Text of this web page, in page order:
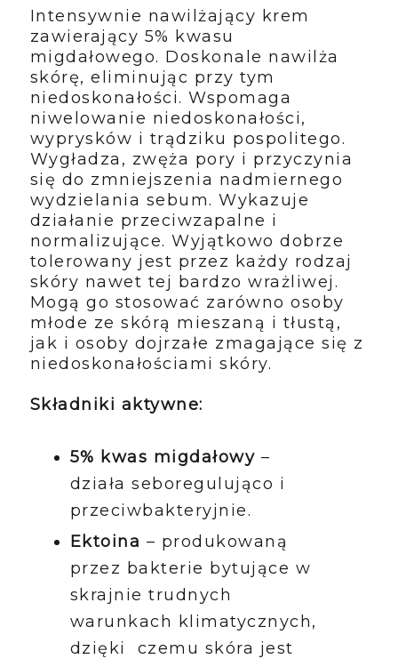
Intensywnie nawilżający krem
zawierający 5% kwasu
migdałowego. Doskonale nawilża
skórę, eliminując przy tym
niedoskonałości. Wspomaga
niwelowanie niedoskonałości,
wyprysków i trądziku pospolitego.
Wygładza, zwęża pory i przyczynia
się do zmniejszenia nadmiernego
wydzielania sebum. Wykazuje
działanie przeciwzapalne i
normalizujące. Wyjątkowo dobrze
tolerowany jest przez każdy rodzaj
skóry nawet tej bardzo wrażliwej.
Mogą go stosować zarówno osoby
młode ze skórą mieszaną i tłustą,
jak i osoby dojrzałe zmagające się z
niedoskonałościami skóry.
Składniki aktywne:
5% kwas migdałowy –
działa seboregulująco i
przeciwbakteryjnie.
Ektoina – produkowaną
przez bakterie bytujące w
skrajnie trudnych
warunkach klimatycznych,
dzięki czemu skóra jest